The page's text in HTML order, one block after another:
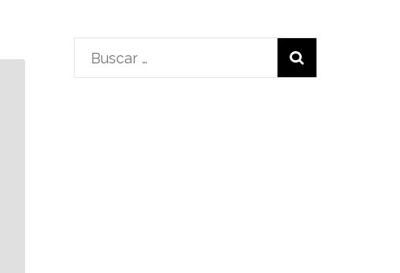
Buscar: